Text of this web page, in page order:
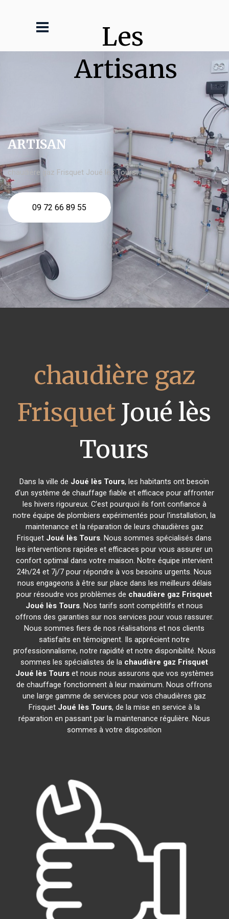
Les
Artisans
ARTISAN
chaudière gaz Frisquet Joué lès Tours
09 72 66 89 55
chaudière gaz
Frisquet Joué lès
Tours
Dans la ville de Joué lès Tours, les habitants ont besoin
d'un système de chauffage fiable et efficace pour affronter
les hivers rigoureux. C'est pourquoi ils font confiance à
notre équipe de plombiers expérimentés pour l'installation, la
maintenance et la réparation de leurs chaudières gaz
Frisquet Joué lès Tours. Nous sommes spécialisés dans
les interventions rapides et efficaces pour vous assurer un
confort optimal dans votre maison. Notre équipe intervient
24h/24 et 7j/7 pour répondre à vos besoins urgents. Nous
nous engageons à être sur place dans les meilleurs délais
pour résoudre vos problèmes de chaudière gaz Frisquet
Joué lès Tours. Nos tarifs sont compétitifs et nous
offrons des garanties sur nos services pour vous rassurer.
Nous sommes fiers de nos réalisations et nos clients
satisfaits en témoignent. Ils apprécient notre
professionnalisme, notre rapidité et notre disponibilité. Nous
sommes les spécialistes de la chaudière gaz Frisquet
Joué lès Tourset nous nous assurons que vos systèmes
de chauffage fonctionnent à leur maximum. Nous offrons
une large gamme de services pour vos chaudières gaz
Frisquet Joué lès Tours, de la mise en service à la
réparation en passant par la maintenance régulière. Nous
sommes à votre disposition